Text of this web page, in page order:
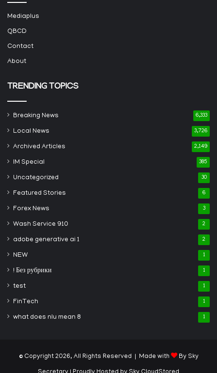
Mediaplus
QBCD
Contact
About
TRENDING TOPICS
Breaking News 6,333
Local News 3,726
Archived Articles 2,149
IM Special 385
Uncategorized 30
Featured Stories 6
Forex News 3
Wash Service 910 2
adobe generative ai 1 2
NEW 1
! Без рубрики 1
test 1
FinTech 1
what does nlu mean 8 1
© Copyright 2026, All Rights Reserved | Made with By Sky